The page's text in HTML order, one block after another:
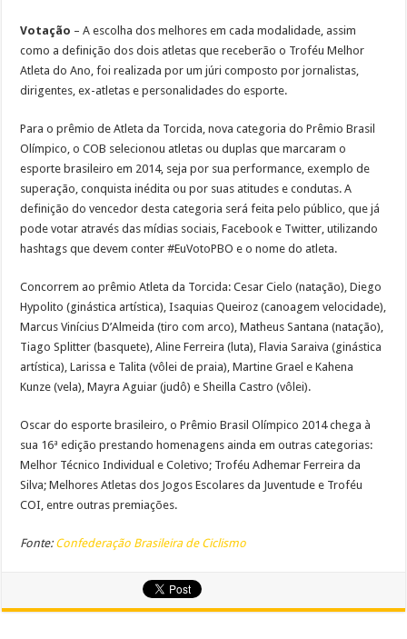
Votação – A escolha dos melhores em cada modalidade, assim
como a definição dos dois atletas que receberão o Troféu Melhor
Atleta do Ano, foi realizada por um júri composto por jornalistas,
dirigentes, ex-atletas e personalidades do esporte.
Para o prêmio de Atleta da Torcida, nova categoria do Prêmio Brasil
Olímpico, o COB selecionou atletas ou duplas que marcaram o
esporte brasileiro em 2014, seja por sua performance, exemplo de
superação, conquista inédita ou por suas atitudes e condutas. A
definição do vencedor desta categoria será feita pelo público, que já
pode votar através das mídias sociais, Facebook e Twitter, utilizando
hashtags que devem conter #EuVotoPBO e o nome do atleta.
Concorrem ao prêmio Atleta da Torcida: Cesar Cielo (natação), Diego
Hypolito (ginástica artística), Isaquias Queiroz (canoagem velocidade),
Marcus Vinícius D’Almeida (tiro com arco), Matheus Santana (natação),
Tiago Splitter (basquete), Aline Ferreira (luta), Flavia Saraiva (ginástica
artística), Larissa e Talita (vôlei de praia), Martine Grael e Kahena
Kunze (vela), Mayra Aguiar (judô) e Sheilla Castro (vôlei).
Oscar do esporte brasileiro, o Prêmio Brasil Olímpico 2014 chega à
sua 16ª edição prestando homenagens ainda em outras categorias:
Melhor Técnico Individual e Coletivo; Troféu Adhemar Ferreira da
Silva; Melhores Atletas dos Jogos Escolares da Juventude e Troféu
COI, entre outras premiações.
Fonte: Confederação Brasileira de Ciclismo